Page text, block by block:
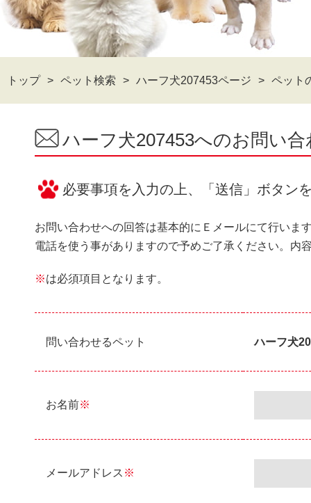
トップ ペット検索 ハーフ犬207453ページ ペット
ハーフ犬207453へのお問い
必要事項を入力の上、「送信」ボタン
お問い合わせへの回答は基本的にＥメールにて行いま
電話を使う事がありますので予めご了承ください。内
※は必須項目となります。
問い合わせるペット ハーフ犬
お名前※
メールアドレス ※